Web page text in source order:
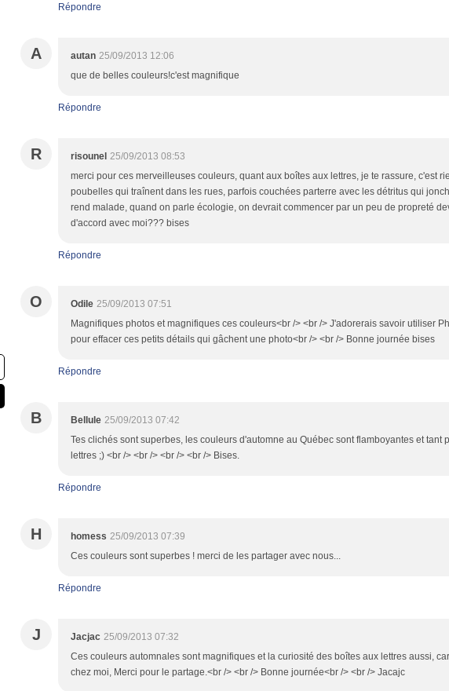
Répondre
A autan 25/09/2013 12:06
que de belles couleurs!c'est magnifique
Répondre
R risounel 25/09/2013 08:53
merci pour ces merveilleuses couleurs, quant aux boîtes aux lettres, je te rassure, c'est
poubelles qui traînent dans les rues, parfois couchées parterre avec les détritus qui
rend malade, quand on parle écologie, on devrait commencer par un peu de propreté
d'accord avec moi??? bises
Répondre
O Odile 25/09/2013 07:51
Magnifiques photos et magnifiques ces couleurs<br /> <br /> J'adorerais savoir utiliser
pour effacer ces petits détails qui gâchent une photo<br /> <br /> Bonne journée bises
Répondre
B Bellule 25/09/2013 07:42
Tes clichés sont superbes, les couleurs d'automne au Québec sont flamboyantes et tant
lettres ;) <br /> <br /> <br /> <br /> Bises.
Répondre
H homess 25/09/2013 07:39
Ces couleurs sont superbes ! merci de les partager avec nous...
Répondre
J Jacjac 25/09/2013 07:32
Ces couleurs automnales sont magnifiques et la curiosité des boîtes aux lettres aussi,
chez moi, Merci pour le partage.<br /> <br /> Bonne journée<br /> <br /> Jacajc